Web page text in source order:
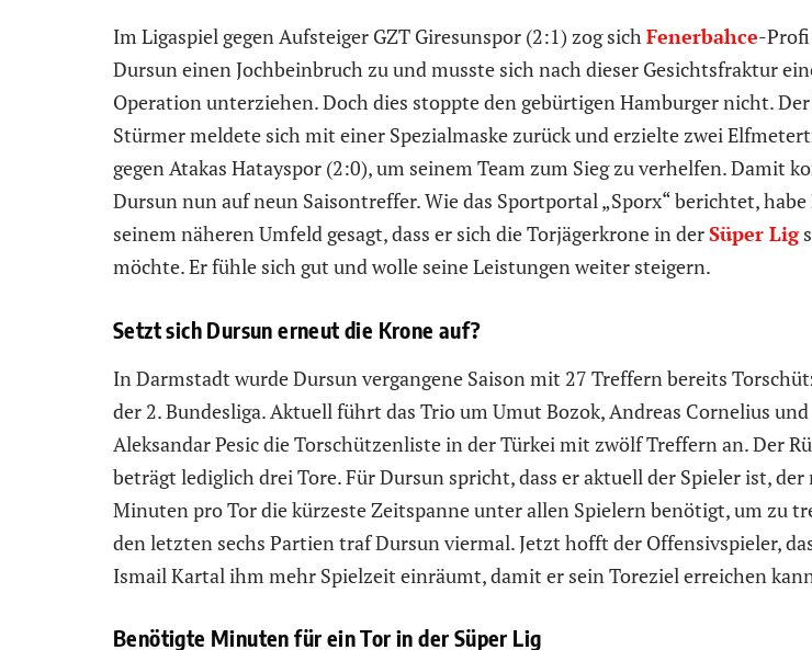
Im Ligaspiel gegen Aufsteiger GZT Giresunspor (2:1) zog sichFenerbahce-Profi
Dursun einen Jochbeinbruch zu und musste sich nach dieser Gesichtsfraktur
Operation unterziehen. Doch dies stoppte den gebürtigen Hamburger nicht.
Stürmer meldete sich mit einer Spezialmaske zurück und erzielte zwei
gegen Atakas Hatayspor (2:0), um seinem Team zum Sieg zu verhelfen. Damit
Dursun nun auf neun Saisontreffer. Wie das Sportportal „Sporx“ berichtet,
seinem näheren Umfeld gesagt, dass er sich die Torjägerkrone in derSüper Lig
möchte. Er fühle sich gut und wolle seine Leistungen weiter steigern.
Setzt sich Dursun erneut die Krone auf?
In Darmstadt wurde Dursun vergangene Saison mit 27 Treffern bereits
der 2. Bundesliga. Aktuell führt das Trio um Umut Bozok, Andreas Cornelius und
Aleksandar Pesic die Torschützenliste in der Türkei mit zwölf Treffern an. Der
beträgt lediglich drei Tore. Für Dursun spricht, dass er aktuell der Spieler ist,
Minuten pro Tor die kürzeste Zeitspanne unter allen Spielern benötigt, um zu
den letzten sechs Partien traf Dursun viermal. Jetzt hofft der Offensivspieler,
Ismail Kartal ihm mehr Spielzeit einräumt, damit er sein Toreziel erreichen
Benötigte Minuten für ein Tor in der Süper Lig